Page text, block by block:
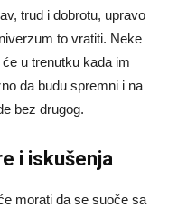
trud i dobrotu, upravo
to vratiti. Neke
u trenutku kada im
da budu spremni i na
bez drugog.
i iskušenja
morati da se suoče sa